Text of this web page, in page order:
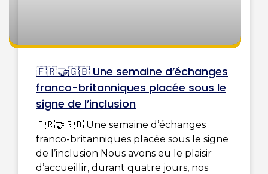
🇫🇷🤝🇬🇧 Une semaine d’échanges
franco-britanniques placée sous le
signe de l’inclusion
🇫🇷🤝🇬🇧 Une semaine d’échanges
franco-britanniques placée sous le signe
de l’inclusion Nous avons eu le plaisir
d’accueillir, durant quatre jours, nos